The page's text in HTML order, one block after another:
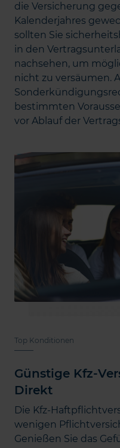
die Versicherung
Kalenderjahres
sollten Sie
in den
nachsehen, um
nicht zu versäumen.
bestimmten
vor Ablauf der
Top Konditionen
Günstige Kfz-
Direkt
Die Kfz-
wenigen
Genießen Sie das